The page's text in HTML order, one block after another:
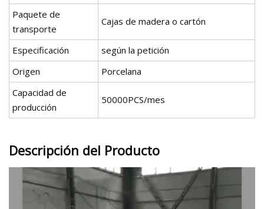
Paquete de
transporte
Cajas de madera o cartón
Especificación
según la petición
Origen
Porcelana
Capacidad de
producción
50000PCS/mes
Descripción del Producto